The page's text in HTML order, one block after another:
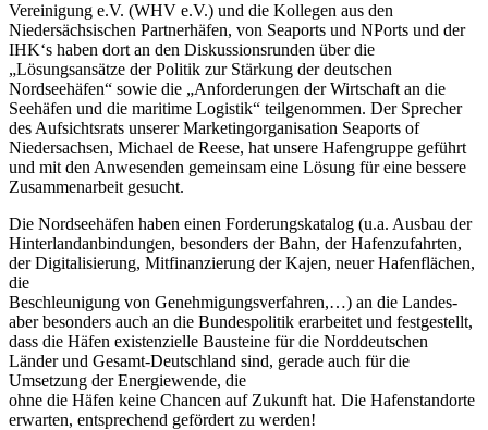
Vereinigung e.V. (WHV e.V.) und die Kollegen aus den
Niedersächsischen Partnerhäfen, von Seaports und NPorts und der
IHK‘s haben dort an den Diskussionsrunden über die
„Lösungsansätze der Politik zur Stärkung der deutschen
Nordseehäfen“ sowie die „Anforderungen der Wirtschaft an die
Seehäfen und die maritime Logistik“ teilgenommen. Der Sprecher
des Aufsichtsrats unserer Marketingorganisation Seaports of
Niedersachsen, Michael de Reese, hat unsere Hafengruppe geführt
und mit den Anwesenden gemeinsam eine Lösung für eine bessere
Zusammenarbeit gesucht.
Die Nordseehäfen haben einen Forderungskatalog (u.a. Ausbau der
Hinterlandanbindungen, besonders der Bahn, der Hafenzufahrten,
der Digitalisierung, Mitfinanzierung der Kajen, neuer Hafenflächen,
die
Beschleunigung von Genehmigungsverfahren,…) an die Landes-
aber besonders auch an die Bundespolitik erarbeitet und festgestellt,
dass die Häfen existenzielle Bausteine für die Norddeutschen
Länder und Gesamt-Deutschland sind, gerade auch für die
Umsetzung der Energiewende, die
ohne die Häfen keine Chancen auf Zukunft hat. Die Hafenstandorte
erwarten, entsprechend gefördert zu werden!